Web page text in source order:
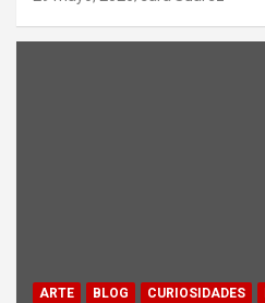
ARTE BLOG CURIOSIDADES